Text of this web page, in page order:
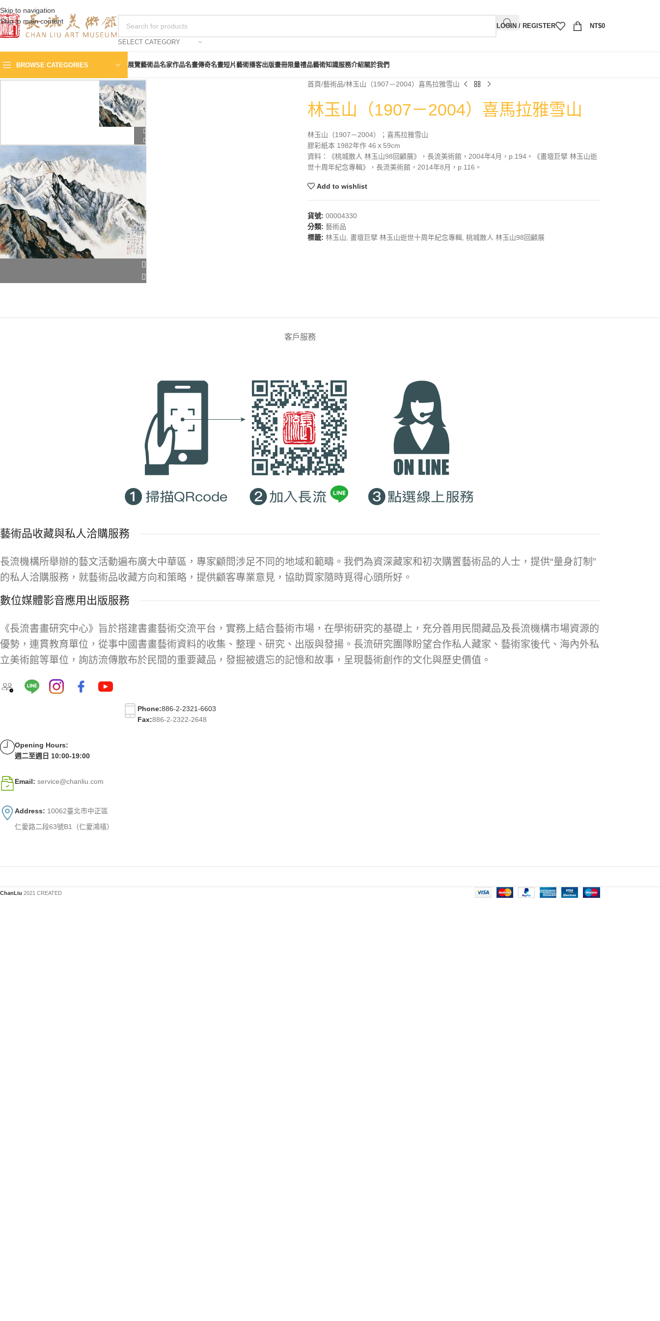
Skip to navigation
Skip to main content
SELECT CATEGORY
LOGIN / REGISTER NT$0
BROWSE CATEGORIES 展覽藝術品名家作品名畫傳奇名畫短片藝術播客出版畫冊限量禮品藝術知識服務介紹關於我們
首頁 藝術品 林玉山（1907－2004）喜馬拉雅雪山
林玉山（1907－2004）喜馬拉雅雪山
林玉山（1907－2004）；喜馬拉雅雪山
膠彩紙本 1982年作 46ｘ59cm
資料：《桃城散人 林玉山98回顧展》，長流美術館，2004年4月，p.194。《畫壇巨擘 林玉山逝
世十周年紀念專輯》，長流美術館，2014年8月，p.116。
Add to wishlist
貨號: 00004330
分類: 藝術品
標籤: 林玉山 畫壇巨擘 林玉山逝世十周年紀念專輯, 桃城散人 林玉山98回顧展
客戶服務
藝術品收藏與私人洽購服務
長流機構所舉辦的藝文活動遍布廣大中華區，專家顧問涉足不同的地域和範疇。我們為資深藏家和初次購置藝術品的人士，提供“量身訂制”
的私人洽購服務，就藝術品收藏方向和策略，提供顧客專業意見，協助買家隨時覓得心頭所好。
數位媒體影音應用出版服務
《長流書畫研究中心》旨於搭建書畫藝術交流平台，實務上結合藝術市場，在學術研究的基礎上，充分善用民間藏品及長流機構市場資源的
優勢，連貫教育單位，從事中國書畫藝術資料的收集、整理、研究、出版與發揚。長流研究團隊盼望合作私人藏家、藝術家後代、海內外私
立美術館等單位，詢訪流傳散布於民間的重要藏品，發掘被遺忘的記憶和故事，呈現藝術創作的文化與歷史價值。
Phone:886-2-2321-6603
Fax:886-2-2322-2648
Opening Hours:
週二至週日 10:00-19:00
Email: service@chanliu.com
Address: 10062臺北市中正區
仁愛路二段63號B1（仁愛鴻禧）
ChanLiu 2021 CREATED